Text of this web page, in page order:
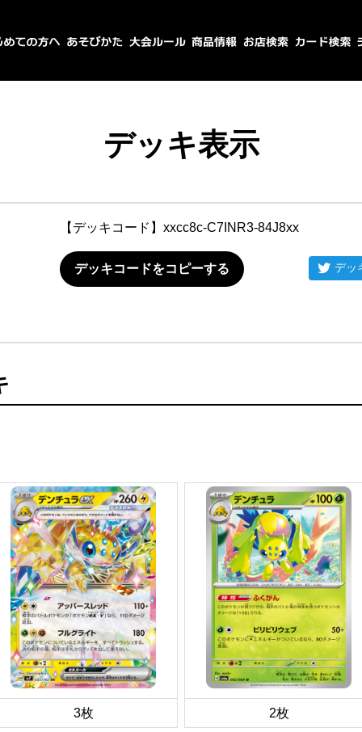
デッキ表示
【デッキコード】 xxcc8c-C7INR3-84J8xx
デッキコードをコピーする デッ
3枚 2枚